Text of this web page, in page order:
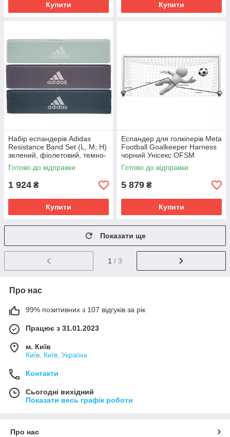
Купити Купити
Набір еспандерів Adidas
Resistance Band Set (L, M, H)
зелений, фіолетовий, темно-
синій Унісекс 70х7, 6х0,
ADTB-10711
Готово до відправки
1 924 ₴
Купити
Еспандер для голкіперів Meta
Football Goalkeeper Harness
чорний Унісекс OFSM
2001460154
Готово до відправки
5 879 ₴
Купити
Показати ще
1 / 3
Про нас
99% позитивних з 107 відгуків за рік
Працює з 31.01.2023
м. Київ
Київ, Київ, Україна
Контакти
Сьогодні вихідний
Показати весь графік роботи
Про нас